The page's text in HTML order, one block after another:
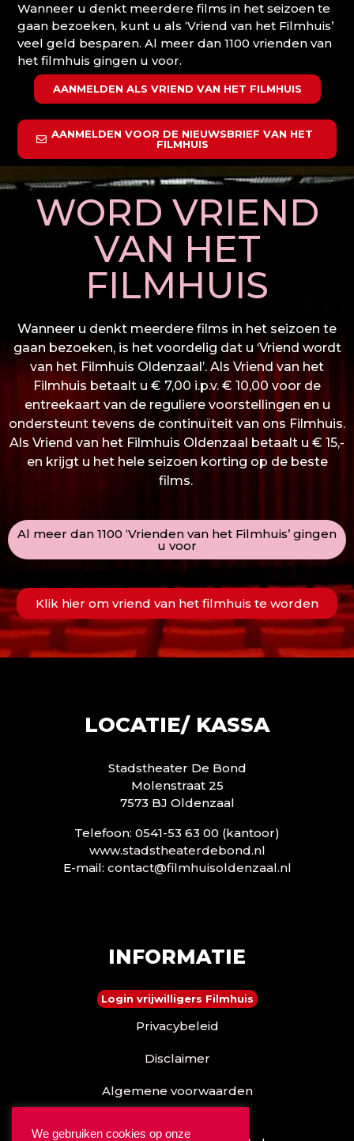
Wanneer u denkt meerdere films in het seizoen te
gaan bezoeken, kunt u als ‘Vriend van het Filmhuis’
veel geld besparen. Al meer dan 1100 vrienden van
het filmhuis gingen u voor.
AANMELDEN ALS VRIEND VAN HET FILMHUIS
AANMELDEN VOOR DE NIEUWSBRIEF VAN HET
FILMHUIS
WORD VRIEND
VAN HET
FILMHUIS
Wanneer u denkt meerdere films in het seizoen te
gaan bezoeken, is het voordelig dat u ‘Vriend wordt
van het Filmhuis Oldenzaal’. Als Vriend van het
Filmhuis betaalt u € 7,00 i.p.v. € 10,00 voor de
entreekaart van de reguliere voorstellingen en u
ondersteunt tevens de continuïteit van ons Filmhuis.
Als Vriend van het Filmhuis Oldenzaal betaalt u € 15,-
en krijgt u het hele seizoen korting op de beste
films.
Al meer dan 1100 ‘Vrienden van het Filmhuis’ gingen
u voor
Klik hier om vriend van het filmhuis te worden
LOCATIE/ KASSA
Stadstheater De Bond
Molenstraat 25
7573 BJ Oldenzaal
Telefoon: 0541-53 63 00 (kantoor)
www.stadstheaterdebond.nl
E-mail: contact@filmhuisoldenzaal.nl
INFORMATIE
Login vrijwilligers Filmhuis
Privacybeleid
Disclaimer
Algemene voorwaarden
We gebruiken cookies op onze